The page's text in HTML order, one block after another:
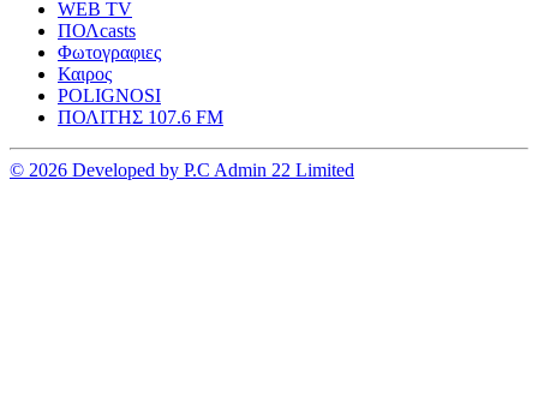
WEB TV
ΠΟΛcasts
Φωτογραφιες
Καιρος
POLIGNOSI
ΠΟΛΙΤΗΣ 107.6 FM
© 2026 Developed by P.C Admin 22 Limited